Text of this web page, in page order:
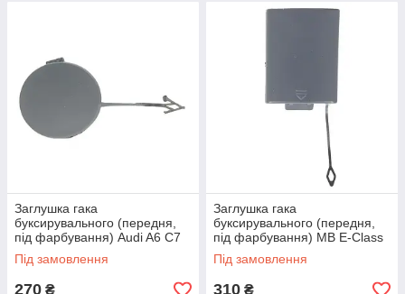
Заглушка гака
буксирувального (передня,
під фарбування) Audi A6 C7
(2010-2015) Blic
Під замовлення
270 ₴
Заглушка гака
буксирувального (передня,
під фарбування) MB E-Class
W211 (2002-2006) Blic
Під замовлення
310 ₴